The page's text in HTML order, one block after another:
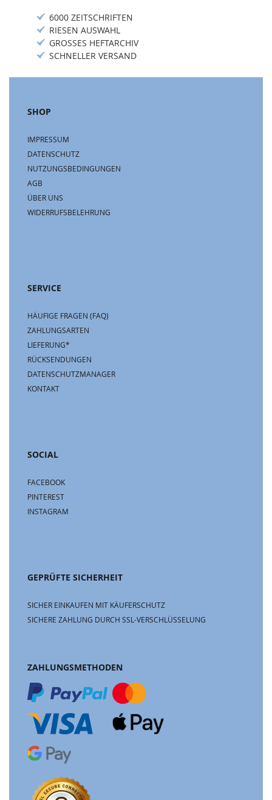
6000 ZEITSCHRIFTEN
RIESEN AUSWAHL
GROSSES HEFTARCHIV
SCHNELLER VERSAND
SHOP
IMPRESSUM
DATENSCHUTZ
NUTZUNGSBEDINGUNGEN
AGB
ÜBER UNS
WIDERRUFSBELEHRUNG
SERVICE
HÄUFIGE FRAGEN (FAQ)
ZAHLUNGSARTEN
LIEFERUNG*
RÜCKSENDUNGEN
DATENSCHUTZMANAGER
KONTAKT
SOCIAL
FACEBOOK
PINTEREST
INSTAGRAM
GEPRÜFTE SICHERHEIT
SICHER EINKAUFEN MIT KÄUFERSCHUTZ
SICHERE ZAHLUNG DURCH SSL-VERSCHLÜSSELUNG
ZAHLUNGSMETHODEN